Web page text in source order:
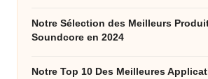
Notre Sélection des Meilleurs
Soundcore en 2024
Notre Top 10 Des Meilleures